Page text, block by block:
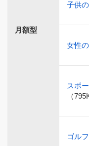
月額型
子供
女性
スポ
（
ゴル